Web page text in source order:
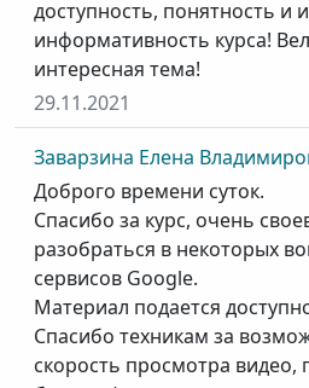
доступность, понятность
информативность курса!
интересная тема!
29.11.2021
Заварзина Елена
Доброго времени суток.
Спасибо за курс, очень
разобраться в некоторых
сервисов Google.
Материал подается
Спасибо техникам за
скорость просмотра видео,